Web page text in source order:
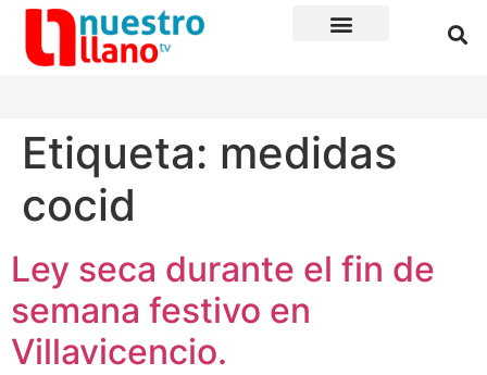
Etiqueta: medidas
cocid
Ley seca durante el fin de
semana festivo en
Villavicencio.